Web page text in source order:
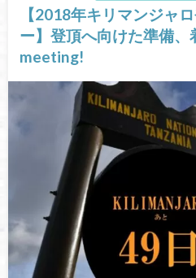
【2018年キリマンジャ
ー】登頂へ向けた準備
meeting!